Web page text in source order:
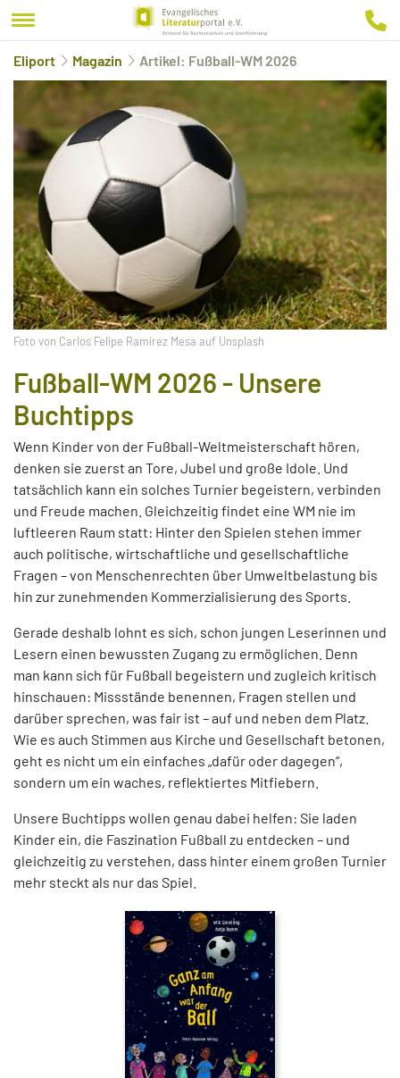
Eliport Magazin Artikel: Fußball-WM 2026
Foto von Carlos Felipe Ramírez Mesa auf Unsplash
Fußball-WM 2026 - Unsere
Buchtipps
Wenn Kinder von der Fußball-Weltmeisterschaft hören,
denken sie zuerst an Tore, Jubel und große Idole. Und
tatsächlich kann ein solches Turnier begeistern, verbinden
und Freude machen. Gleichzeitig findet eine WM nie im
luftleeren Raum statt: Hinter den Spielen stehen immer
auch politische, wirtschaftliche und gesellschaftliche
Fragen – von Menschenrechten über Umweltbelastung bis
hin zur zunehmenden Kommerzialisierung des Sports.
Gerade deshalb lohnt es sich, schon jungen Leserinnen und
Lesern einen bewussten Zugang zu ermöglichen. Denn
man kann sich für Fußball begeistern und zugleich kritisch
hinschauen: Missstände benennen, Fragen stellen und
darüber sprechen, was fair ist – auf und neben dem Platz.
Wie es auch Stimmen aus Kirche und Gesellschaft betonen,
geht es nicht um ein einfaches „dafür oder dagegen“,
sondern um ein waches, reflektiertes Mitfiebern.
Unsere Buchtipps wollen genau dabei helfen: Sie laden
Kinder ein, die Faszination Fußball zu entdecken – und
gleichzeitig zu verstehen, dass hinter einem großen Turnier
mehr steckt als nur das Spiel.